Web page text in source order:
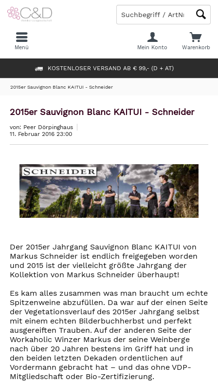
KOSTENLOSER VERSAND AB € 99,- (D + AT)
Warenkorb
Mein Konto
Menü
2015er Sauvignon Blanc KAITUI - Schneider
2015er Sauvignon Blanc KAITUI - Schneider
von: Peer Dörpinghaus
11. Februar 2016 23:00
Der 2015er Jahrgang Sauvignon Blanc KAITUI von
Markus Schneider ist endlich freigegeben worden
und 2015 ist der vielleicht größte Jahrgang der
Kollektion von Markus Schneider überhaupt!
Es kam alles zusammen was man braucht um echte
Spitzenweine abzufüllen. Da war auf der einen Seite
der Vegetationsverlauf des 2015er Jahrgang selbst
mit einem echten Bilderbuchherbst und perfekt
ausgereiften Trauben. Auf der anderen Seite der
Workaholic Winzer Markus der seine Weinberge
nach über 20 Jahren bestens im Griff hat und in
den beiden letzten Dekaden ordentlichen auf
Vordermann gebracht hat – und das ohne VDP-
Mitgliedschaft oder Bio-Zertifizierung.